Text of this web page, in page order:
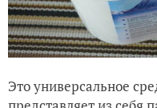
Это универсальное